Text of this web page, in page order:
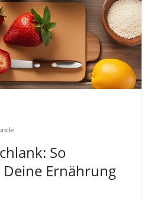
So
Ernährung